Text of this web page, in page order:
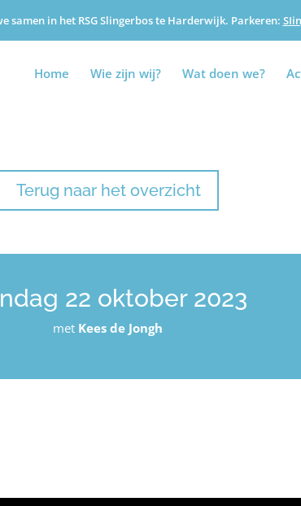
samen in het RSG Slingerbos te Harderwijk. Parkeren:
Home Wie zijn wij? Wat doen we?
Terug naar het overzicht
22 oktober 2023
met Kees de Jongh